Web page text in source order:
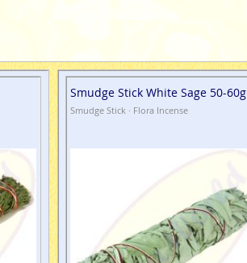
Smudge Stick White Sage 50-60g
Smudge Stick · Flora Incense